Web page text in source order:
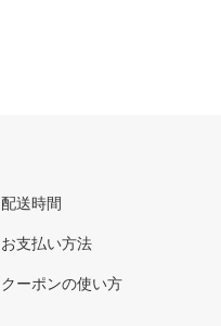
配送時間
お支払い方法
クーポンの使い方